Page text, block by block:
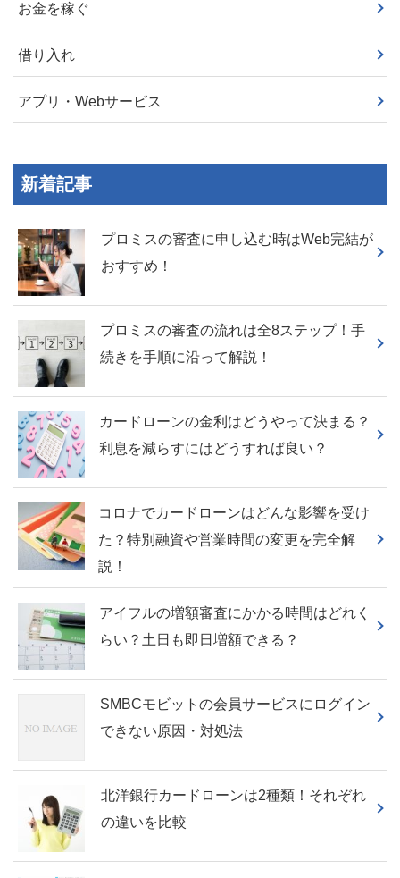
お金を稼ぐ
借り入れ
アプリ・Webサービス
新着記事
プロミスの審査に申し込む時はWeb完結が
おすすめ！
プロミスの審査の流れは全8ステップ！手
続きを手順に沿って解説！
カードローンの金利はどうやって決まる？
利息を減らすにはどうすれば良い？
コロナでカードローンはどんな影響を受け
た？特別融資や営業時間の変更を完全解
説！
アイフルの増額審査にかかる時間はどれく
らい？土日も即日増額できる？
SMBCモビットの会員サービスにログイン
できない原因・対処法
北洋銀行カードローンは2種類！それぞれ
の違いを比較